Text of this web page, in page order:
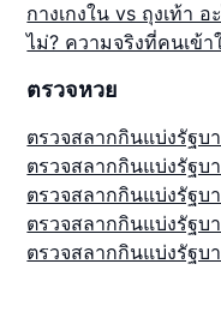
กางเกงใน vs ถุงเท้า
ไม่? ความจริงที่คนเข้า
ตรวจหวย
ตรวจสลากกินแบ่งรัฐบ
ตรวจสลากกินแบ่งรัฐบ
ตรวจสลากกินแบ่งรัฐบ
ตรวจสลากกินแบ่งรัฐบ
ตรวจสลากกินแบ่งรัฐบ